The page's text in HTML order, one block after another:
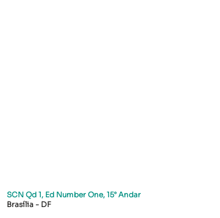
SCN Qd 1, Ed Number One, 15° Andar
Brasília - DF